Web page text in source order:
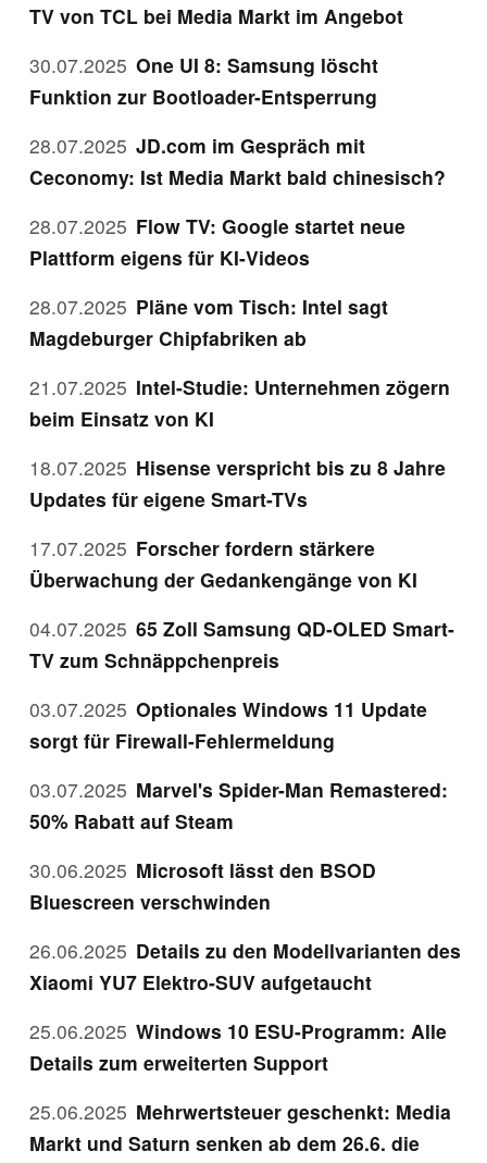
TV von TCL bei Media Markt im Angebot
30.07.2025 One UI 8: Samsung löscht
Funktion zur Bootloader-Entsperrung
28.07.2025 JD.com im Gespräch mit
Ceconomy: Ist Media Markt bald chinesisch?
28.07.2025 Flow TV: Google startet neue
Plattform eigens für KI-Videos
28.07.2025 Pläne vom Tisch: Intel sagt
Magdeburger Chipfabriken ab
21.07.2025 Intel-Studie: Unternehmen zögern
beim Einsatz von KI
18.07.2025 Hisense verspricht bis zu 8 Jahre
Updates für eigene Smart-TVs
17.07.2025 Forscher fordern stärkere
Überwachung der Gedankengänge von KI
04.07.2025 65 Zoll Samsung QD-OLED Smart-
TV zum Schnäppchenpreis
03.07.2025 Optionales Windows 11 Update
sorgt für Firewall-Fehlermeldung
03.07.2025 Marvel's Spider-Man Remastered:
50% Rabatt auf Steam
30.06.2025 Microsoft lässt den BSOD
Bluescreen verschwinden
26.06.2025 Details zu den Modellvarianten des
Xiaomi YU7 Elektro-SUV aufgetaucht
25.06.2025 Windows 10 ESU-Programm: Alle
Details zum erweiterten Support
25.06.2025 Mehrwertsteuer geschenkt: Media
Markt und Saturn senken ab dem 26.6. die